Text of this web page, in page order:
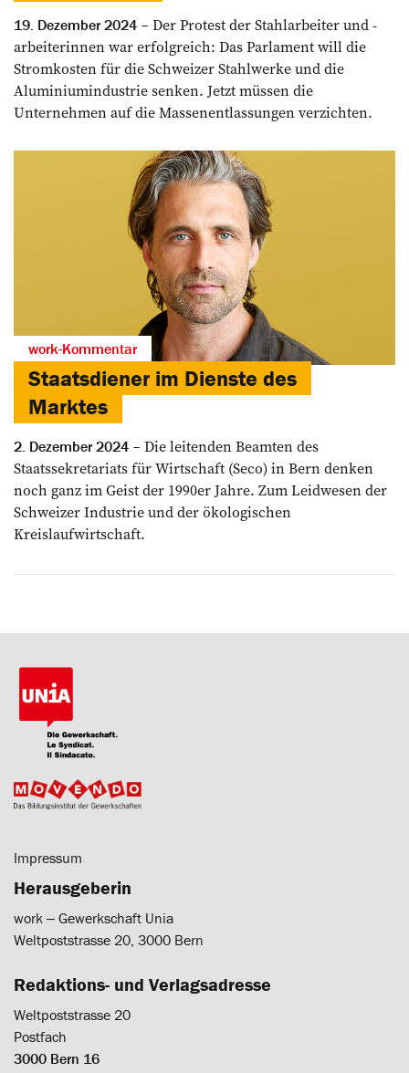
19. Dezember 2024
Der Protest der Stahlarbeiter und -
arbeiterinnen war erfolgreich: Das Parlament will die
Stromkosten für die Schweizer Stahlwerke und die
Aluminiumindustrie senken. Jetzt müssen die
Unternehmen auf die Massenentlassungen verzichten.
work-Kommentar
Staatsdiener im Dienste des
Marktes
2. Dezember 2024
Die leitenden Beamten des
Staatssekre­tariats für Wirtschaft (Seco) in Bern denken
noch ganz im Geist der 1990er Jahre. Zum Leidwesen der
Schweizer Industrie und der ökologischen
Kreislaufwirtschaft.
Impressum
Herausgeberin
work ‒ Gewerkschaft Unia
Weltpoststrasse 20, 3000 Bern
Redaktions- und Verlagsadresse
Weltpoststrasse 20
Postfach
3000 Bern 16